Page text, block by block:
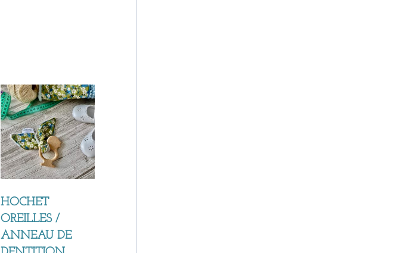
HOCHET
OREILLES /
ANNEAU DE